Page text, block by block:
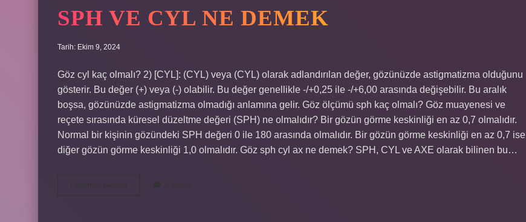
SPH VE CYL NE DEMEK
Tarih: Ekim 9, 2024
Göz cyl kaç olmalı? 2) [CYL]: (CYL) veya (CYL) olarak adlandırılan değer, gözünüzde astigmatizma olduğunu
gösterir. Bu değer (+) veya (-) olabilir. Bu değer genellikle -/+0,25 ile -/+6,00 arasında değişebilir. Bu aralık
boşsa, gözünüzde astigmatizma olmadığı anlamına gelir. Göz ölçümü sph kaç olmalı? Göz muayenesi ve
reçete sırasında küresel düzeltme değeri (SPH) ne olmalıdır? Bir gözün görme keskinliği en az 0,7 olmalıdır.
Normal bir kişinin gözündeki SPH değeri 0 ile 180 arasında olmalıdır. Bir gözün görme keskinliği en az 0,7 ise
diğer gözün görme keskinliği 1,0 olmalıdır. Göz sph cyl ax ne demek? SPH, CYL ve AXE olarak bilinen bu…